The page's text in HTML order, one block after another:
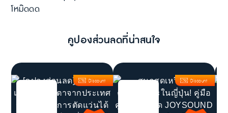
โหม๊ดดด
คูปองส่วนลดที่น่าสนใจ
Discount Discount